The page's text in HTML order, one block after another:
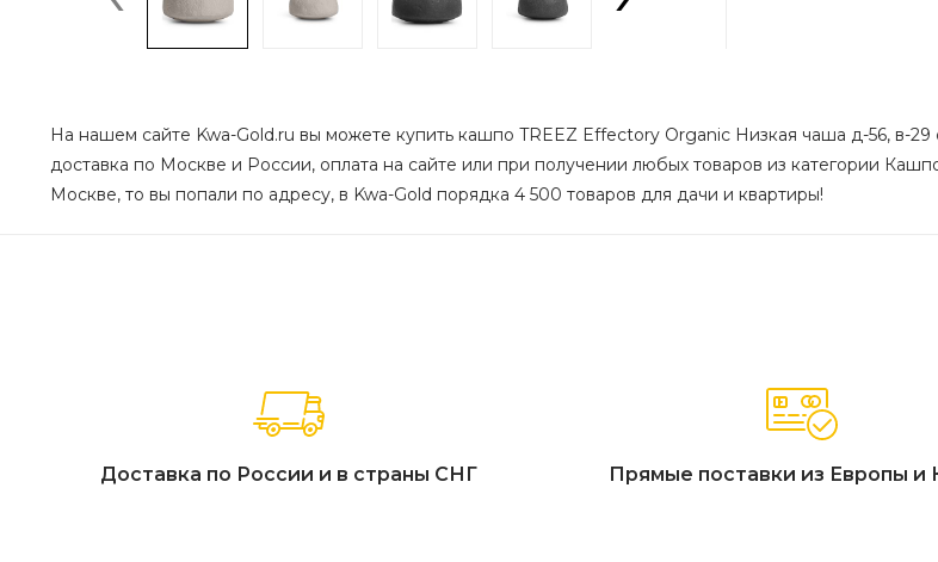
На нашем сайте Kwa-Gold.ru вы можете купить кашпо TREEZ Effectory Organic Низкая чаша д-56, в-
доставка по Москве и России, оплата на сайте или при получении любых товаров из категории
Москве, то вы попали по адресу, в Kwa-Gold порядка 4 500 товаров для дачи и квартиры!
Доставка по России и в страны СНГ Прямые поставки из Европы и